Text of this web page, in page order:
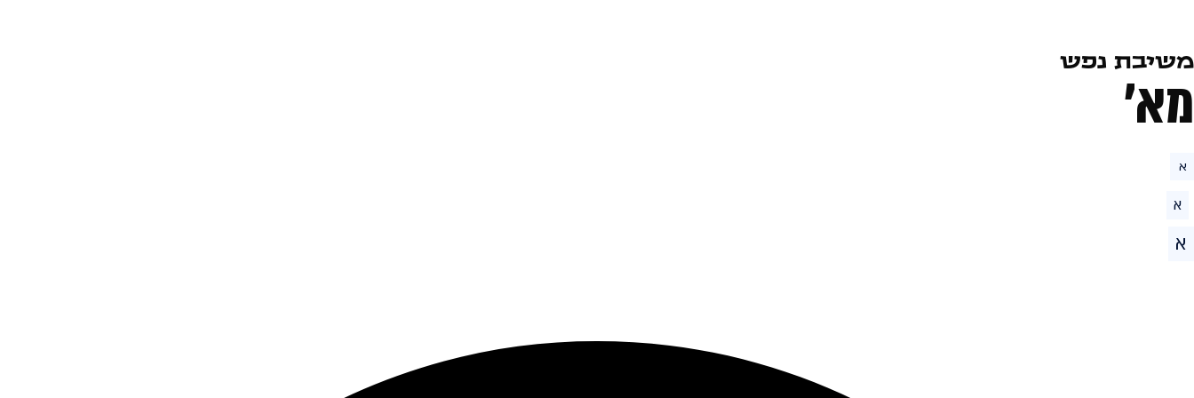
משיבת נפש
מא׳
א
א
א